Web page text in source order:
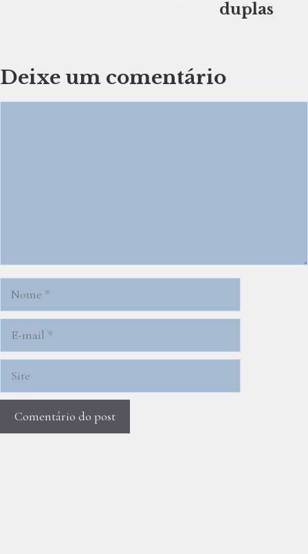
duplas
Deixe um comentário